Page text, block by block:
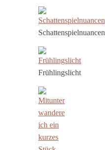
Schattenspielnuancen
Frühlingslicht